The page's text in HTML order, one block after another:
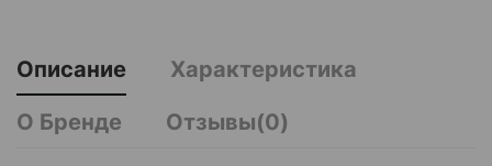
Описание
Характеристика
О Бренде
Отзывы(0)